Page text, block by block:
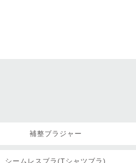
補整ブラジャー
シームレスブラ(Tシャツブラ)